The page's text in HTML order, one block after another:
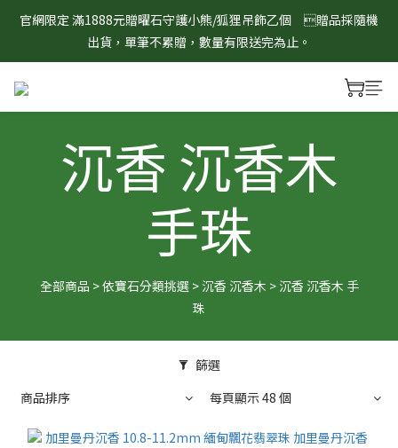
8/1-8/31 淨心護運 全館8折起 記得將商品加入購物車查看最終折
扣金額！
官網限定 滿1888元贈曜石守護小熊/狐狸吊飾乙個　贈品採隨機
出貨，單筆不累贈，數量有限送完為止。
8/1-8/31 淨心護運 全館8折起 記得將商品加入購物車查看最終折
沉香 沉香木
手珠
全部商品 >依寶石分類挑選> 沉香 沉香木 > 沉香 沉香木 手
珠
篩選
商品排序
每頁顯示 48 個